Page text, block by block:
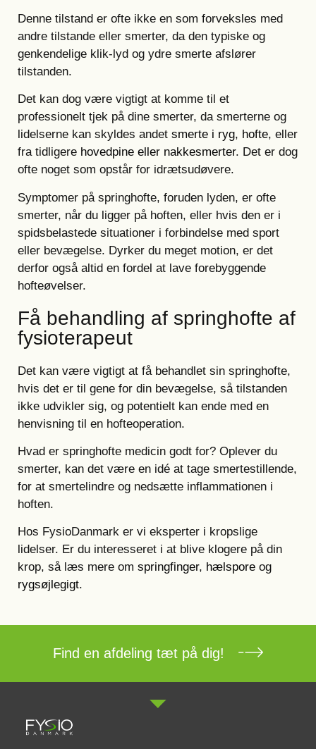
Denne tilstand er ofte ikke en som forveksles med
andre tilstande eller smerter, da den typiske og
genkendelige klik-lyd og ydre smerte afslører
tilstanden.
Det kan dog være vigtigt at komme til et
professionelt tjek på dine smerter, da smerterne og
lidelserne kan skyldes andet smerte i ryg, hofte, eller
fra tidligere hovedpine eller nakkesmerter. Det er dog
ofte noget som opstår for idrætsudøvere.
Symptomer på springhofte, foruden lyden, er ofte
smerter, når du ligger på hoften, eller hvis den er i
spidsbelastede situationer i forbindelse med sport
eller bevægelse. Dyrker du meget motion, er det
derfor også altid en fordel at lave forebyggende
hofteøvelser.
Få behandling af springhofte af
fysioterapeut
Det kan være vigtigt at få behandlet sin springhofte,
hvis det er til gene for din bevægelse, så tilstanden
ikke udvikler sig, og potentielt kan ende med en
henvisning til en hofteoperation.
Hvad er springhofte medicin godt for? Oplever du
smerter, kan det være en idé at tage smertestillende,
for at smertelindre og nedsætte inflammationen i
hoften.
Hos FysioDanmark er vi eksperter i kropslige
lidelser. Er du interesseret i at blive klogere på din
krop, så læs mere om springfinger, hælspore og
rygsøjlegigt.
Find en afdeling tæt på dig!